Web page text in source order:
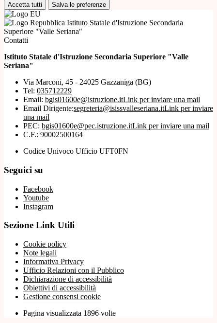
Accetta tutti Salva le preferenze
Istituto Statale d'Istruzione Secondaria
Superiore "Valle Seriana"
Contatti
Istituto Statale d'Istruzione Secondaria Superiore "Valle
Seriana"
Via Marconi, 45 - 24025 Gazzaniga (BG)
Tel: 035712229
Email: bgis01600e@istruzione.itLink per inviare una mail
Email Dirigente:segreteria@isissvalleseriana.itLink per inviare
una mail
PEC: bgis01600e@pec.istruzione.itLink per inviare una mail
C.F.: 90002500164
Codice Univoco Ufficio UFT0FN
Seguici su
Facebook
Youtube
Instagram
Sezione Link Utili
Cookie policy
Note legali
Informativa Privacy
Ufficio Relazioni con il Pubblico
Dichiarazione di accessibilità
Obiettivi di accessibilità
Gestione consensi cookie
Pagina visualizzata 1896 volte